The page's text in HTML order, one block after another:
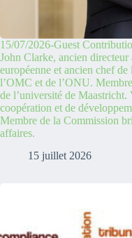
15/07/2026-Guest
John Clarke, ancien
européenne et ancien chef
l’OMC et de l’ONU.
de l’université de
coopération et de
Membre de la Commission
affaires.
15 juillet 2026